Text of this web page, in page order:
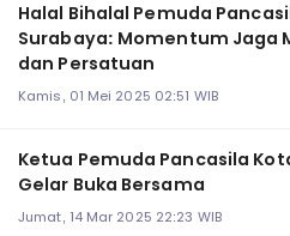
Halal Bihalal Pemuda
Surabaya: Momentum Jaga
dan Persatuan
Kamis, 01 Mei 2025 02:51 WIB
Ketua Pemuda Pancasila
Gelar Buka Bersama
Jumat, 14 Mar 2025 22:23 WIB